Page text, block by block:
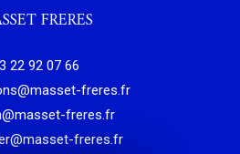
FRERES
22 92 07 66
freres.fr
freres.fr
freres.fr